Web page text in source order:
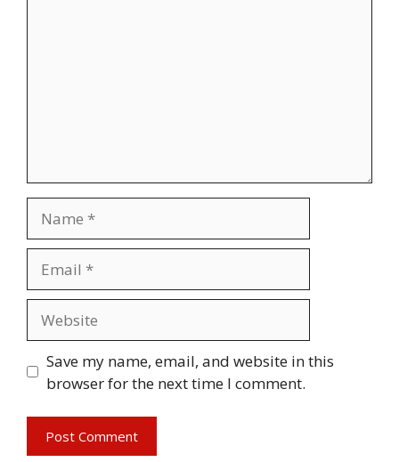
Save my name, email, and website in this
browser for the next time I comment.